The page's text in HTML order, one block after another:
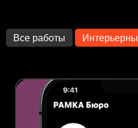
Все работы